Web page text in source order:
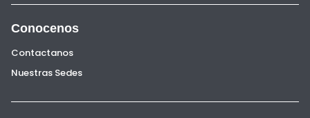
Conocenos
Contactanos
Nuestras Sedes